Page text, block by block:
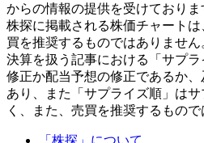
からの情報の提供を受けており
株探に掲載される株価チャート
買を推奨するものではありません
決算を扱う記事における「サプ
修正か配当予想の修正であるか
あり、また「サプライズ順」は
く、また、売買を推奨するもので
「株探」について